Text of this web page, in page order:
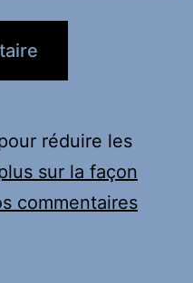
réduire les
sur la façon
commentaires